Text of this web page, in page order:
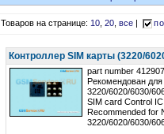
Товаров на странице:10,20,все
Контроллер SIM карты (3220/
part number
Рекомендован
3220/6020/6030/
SIM card Control IC
Recommended for
3220/6020/6030/